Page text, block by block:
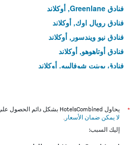
فنادق Greenlane, أوكلاند
فنادق رويال اوك, أوكلاند
فنادق نيو ويندسور, أوكلاند
فنادق أوتاهوهو, أوكلاند
فنادق بوينت شوفالييه, أوكلاند
فنادق جليندوي, أوكلاند
فنادق St Johns, أوكلاند
*
يحاول HotelsCombined بشكل دائم الحصول على الأسعار الدقيقة، ولكن
لا يمكن ضمان الأسعار .
إليك السبب: